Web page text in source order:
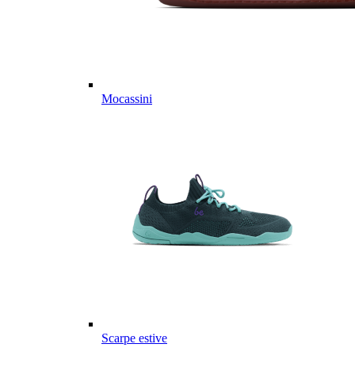
Mocassini
Scarpe estive